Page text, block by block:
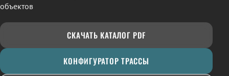
объектов
СКАЧАТЬ КАТАЛОГ PDF
КОНФИГУРАТОР ТРАССЫ